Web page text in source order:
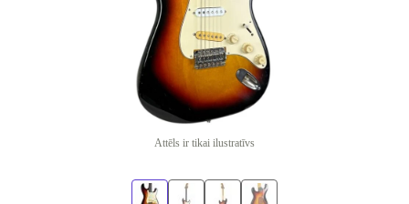
Attēls ir tikai ilustratīvs